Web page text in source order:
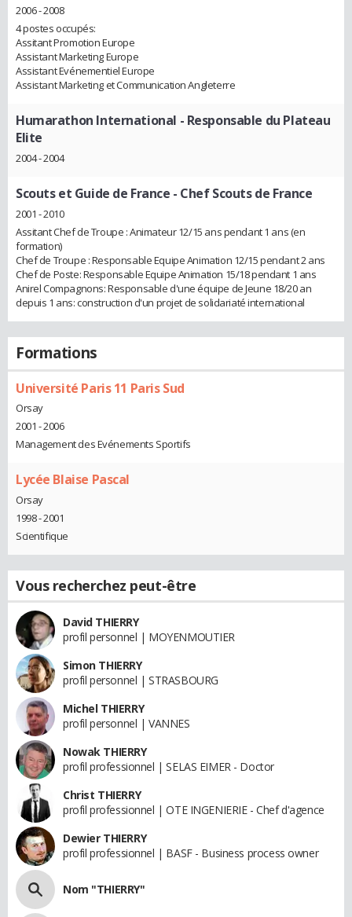
2006 - 2008
4 postes occupés:
Assitant Promotion Europe
Assistant Marketing Europe
Assistant Evénementiel Europe
Assistant Marketing et Communication Angleterre
Humarathon International - Responsable du Plateau
Elite
2004 - 2004
Scouts et Guide de France - Chef Scouts de France
2001 - 2010
Assitant Chef de Troupe : Animateur 12/15 ans pendant 1 ans (en
formation)
Chef de Troupe : Responsable Equipe Animation 12/15 pendant 2 ans
Chef de Poste: Responsable Equipe Animation 15/18 pendant 1 ans
Anirel Compagnons: Responsable d'une équipe de Jeune 18/20 an
depuis 1 ans: construction d'un projet de solidariaté international
Formations
Université Paris 11 Paris Sud
Orsay
2001 - 2006
Management des Evénements Sportifs
Lycée Blaise Pascal
Orsay
1998 - 2001
Scientifique
Vous recherchez peut-être
David THIERRY
profil personnel | MOYENMOUTIER
Simon THIERRY
profil personnel | STRASBOURG
Michel THIERRY
profil personnel | VANNES
Nowak THIERRY
profil professionnel | SELAS EIMER - Doctor
Christ THIERRY
profil professionnel | OTE INGENIERIE - Chef d'agence
Dewier THIERRY
profil professionnel | BASF - Business process owner
Nom "THIERRY"